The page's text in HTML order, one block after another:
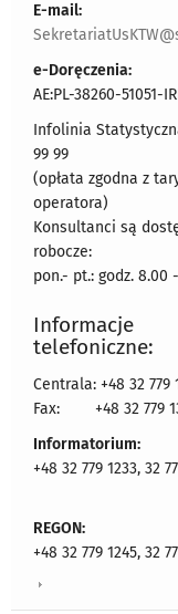
E-mail:
e-Doręczenia:
AE:PL-38260-51051-
Infolinia
99 99
(opłata zgodna z
operatora)
Konsultanci są
robocze:
pon.- pt.: godz. 8.00
Informacje
telefoniczne:
Centrala: +48 32 779
Fax:
+48 32 779
Informatorium:
+48 32 779 1233, 32
REGON:
+48 32 779 1245, 32